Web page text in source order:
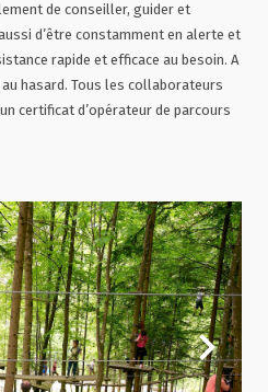
de conseiller, guider et
d’être constamment en alerte et
rapide et efficace au besoin. A
hasard. Tous les collaborateurs
certificat d’opérateur de parcours